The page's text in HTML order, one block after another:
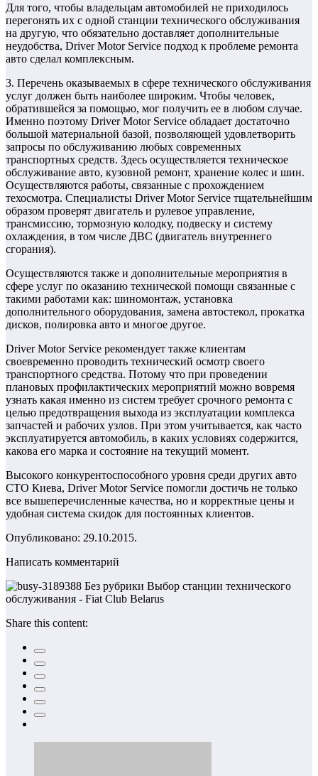
Для того, чтобы владельцам автомобилей не приходилось
перегонять их с одной станции технического обслуживания
на другую, что обязательно доставляет дополнительные
неудобства, Driver Motor Service подход к проблеме ремонта
авто сделал комплексным.
3. Перечень оказываемых в сфере технического обслуживания
услуг должен быть наиболее широким. Чтобы человек,
обратившейся за помощью, мог получить ее в любом случае.
Именно поэтому Driver Motor Service обладает достаточно
большой материальной базой, позволяющей удовлетворить
запросы по обслуживанию любых современных
транспортных средств. Здесь осуществляется техническое
обслуживание авто, кузовной ремонт, хранение колес и шин.
Осуществляются работы, связанные с прохождением
техосмотра. Специалисты Driver Motor Service тщательнейшим
образом проверят двигатель и рулевое управление,
трансмиссию, тормозную колодку, подвеску и систему
охлаждения, в том числе ДВС (двигатель внутреннего
сгорания).
Осуществляются также и дополнительные мероприятия в
сфере услуг по оказанию технической помощи связанные с
такими работами как: шиномонтаж, установка
дополнительного оборудования, замена автостекол, прокатка
дисков, полировка авто и многое другое.
Driver Motor Service рекомендует также клиентам
своевременно проводить технический осмотр своего
транспортного средства. Потому что при проведении
плановых профилактических мероприятий можно вовремя
узнать какая именно из систем требует срочного ремонта с
целью предотвращения выхода из эксплуатации комплекса
запчастей и рабочих узлов. При этом учитывается, как часто
эксплуатируется автомобиль, в каких условиях содержится,
какова его марка и состояние на текущий момент.
Высокого конкурентоспособного уровня среди других авто
СТО Киева, Driver Motor Service помогли достичь не только
все вышеперечисленные качества, но и корректные цены и
удобная система скидок для постоянных клиентов.
Опубликовано: 29.10.2015.
Написать комментарий
Share this content: